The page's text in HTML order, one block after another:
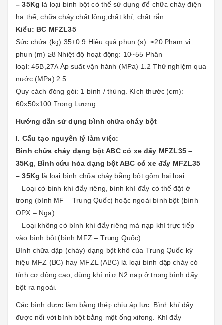
– 35Kg là loại bình bột có thể sử dụng để chữa cháy điện
hạ thế, chữa cháy chất lỏng,chất khí, chất rắn.
Kiểu: BC MFZL35
Sức chứa (kg) 35±0.9 Hiệu quả phun (s): ≥20 Phạm vi
phun (m) ≥8 Nhiệt độ hoạt động: 10~55 Phân
loại: 45B,27A Áp suất vận hành (MPa) 1.2 Thử nghiệm qua
nước (MPa) 2.5
Quy cách đóng gói: 1 bình / thùng. Kích thước (cm):
60x50x100 Trọng Lượng…
Hướng dẫn sử dụng bình chữa cháy bột
I. Cấu tạo nguyên lý làm việc:
Bình chữa cháy dạng bột ABC có xe đẩy MFZL35 –
35Kg, Bình cứu hỏa dạng bột ABC có xe đẩy MFZL35
– 35Kg là loại bình chữa cháy bằng bột gồm hai loại:
– Loại có bình khí đẩy riêng, bình khí đẩy có thể đặt ở
trong (bình MF – Trung Quốc) hoặc ngoài bình bột (bình
OPX – Nga).
– Loại không có bình khí đẩy riêng mà nạp khí trực tiếp
vào bình bột (bình MFZ – Trung Quốc).
Bình chữa dập (cháy) dạng bột khô của Trung Quốc ký
hiệu MFZ (BC) hay MFZL (ABC) là loại bình dập cháy có
tính cơ động cao, dùng khí nitơ N2 nạp ở trong bình đẩy
bột ra ngoài.
Các bình được làm bằng thép chịu áp lực. Bình khí đẩy
được nối với bình bột bằng một ống xifong. Khí đẩy